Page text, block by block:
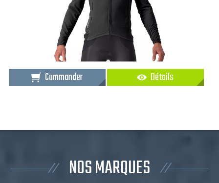
Commander Détails
NOS MARQUES